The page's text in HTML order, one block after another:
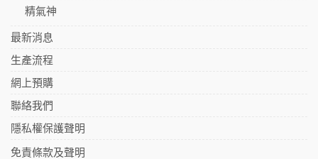
精氣神
最新消息
生產流程
網上預購
聯絡我們
隱私權保護聲明
免責條款及聲明